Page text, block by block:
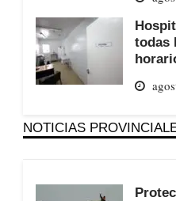
todas
NOTICIAS